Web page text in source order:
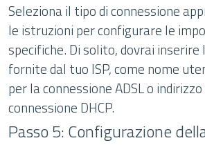
Seleziona il tipo di connessione
le istruzioni per configurare le
specifiche. Di solito, dovrai
fornite dal tuo ISP, come nome
per la connessione ADSL o
connessione DHCP.
Passo 5: Configurazione